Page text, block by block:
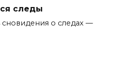
следы
сновидения о следах —